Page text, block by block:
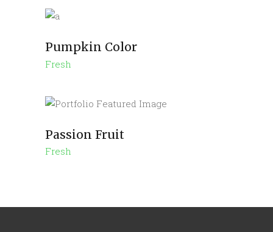
Pumpkin Color
Fresh
Passion Fruit
Fresh